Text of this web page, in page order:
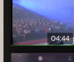
04:44